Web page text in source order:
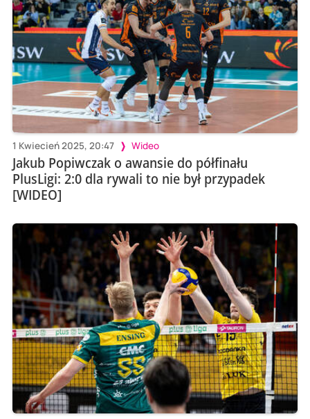
1 Kwiecień 2025, 20:47 Wideo
Jakub Popiwczak o awansie do półfinału
PlusLigi: 2:0 dla rywali to nie był przypadek
[WIDEO]